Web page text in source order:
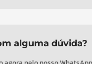
alguma dúvida?